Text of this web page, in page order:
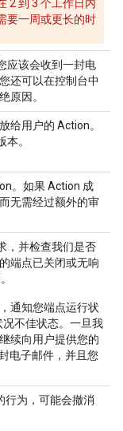
2 到 3 个工作日内
要一周或更长的时
应该会收到一封电
还可以在控制台中
原因。
给用户的 Action。
。
。如果 Action 成
无需经过额外的审
，并检查我们是否
端点已关闭或无响
通知您端点运行状
况不佳状态。一旦我
续向用户提供您的
电子邮件，并且您
行为，可能会撤消